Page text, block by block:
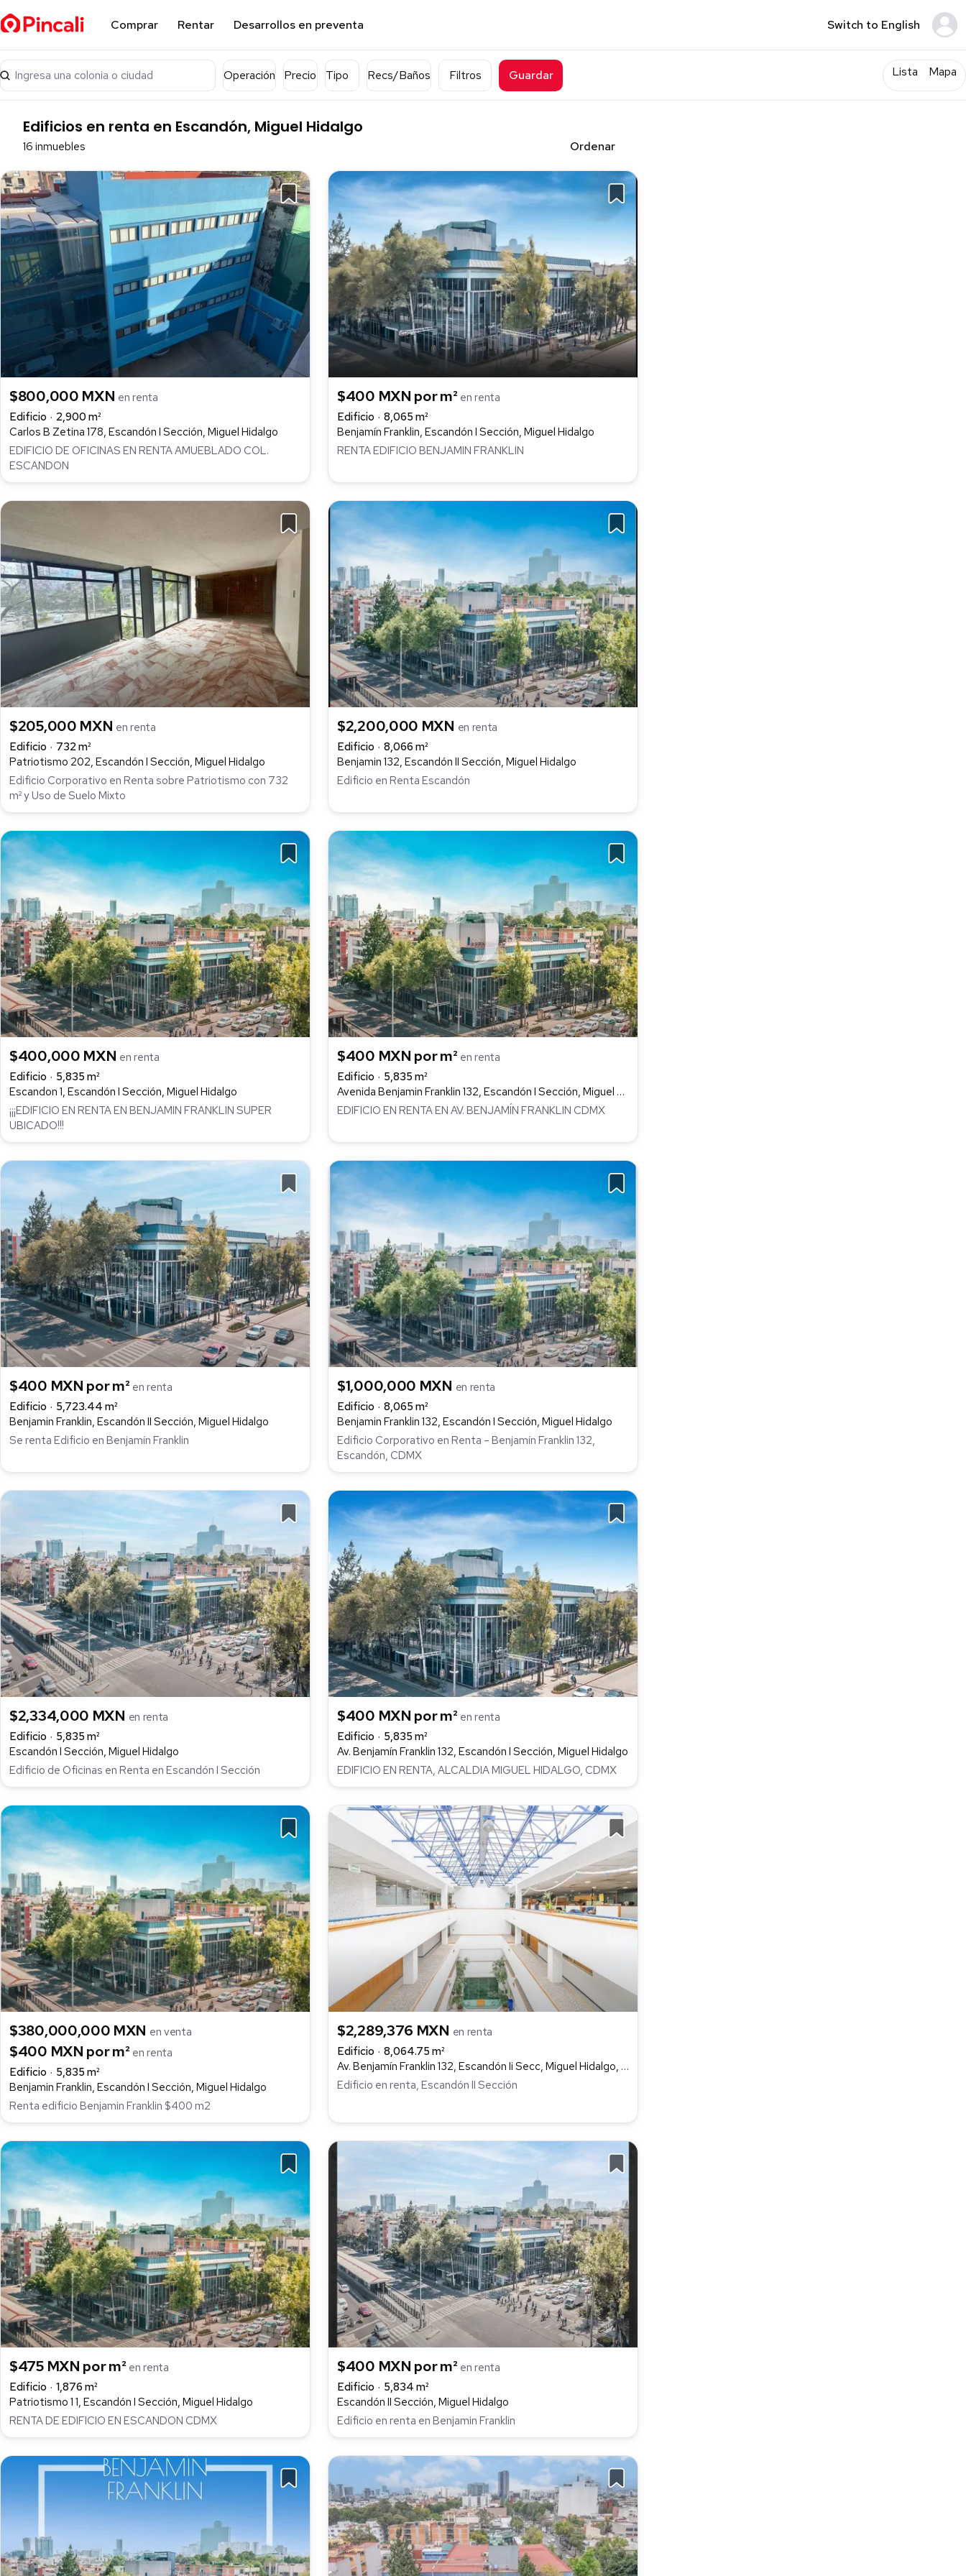
Comprar Rentar Desarrollos en preventa Switch to English
Ingresa una colonia o ciudad Operación Precio Tipo Recs/Baños Filtros Guardar Lista Mapa
Edificios en renta en Escandón, Miguel Hidalgo
16 inmuebles Ordenar
$800,000 MXN en renta
Edificio
2,900 m²
Carlos B Zetina 178, Escandón I Sección, Miguel Hidalgo
EDIFICIO DE OFICINAS EN RENTA AMUEBLADO COL.
ESCANDON
$400 MXN por m² en renta
Edificio
8,065 m²
Benjamín Franklin, Escandón I Sección, Miguel Hidalgo
RENTA EDIFICIO BENJAMIN FRANKLIN
$205,000 MXN en renta
Edificio
732 m²
Patriotismo 202, Escandón I Sección, Miguel Hidalgo
Edificio Corporativo en Renta sobre Patriotismo con 732
m² y Uso de Suelo Mixto
$2,200,000 MXN en renta
Edificio
8,066 m²
Benjamin 132, Escandón II Sección, Miguel Hidalgo
Edificio en Renta Escandón
$400,000 MXN en renta
Edificio
5,835 m²
Escandon 1, Escandón I Sección, Miguel Hidalgo
¡¡¡EDIFICIO EN RENTA EN BENJAMIN FRANKLIN SUPER
UBICADO!!!
$400 MXN por m² en renta
Edificio
5,835 m²
Avenida Benjamin Franklin 132, Escandón I Sección, Miguel Hidalgo
EDIFICIO EN RENTA EN AV. BENJAMÍN FRANKLIN CDMX
$400 MXN por m² en renta
Edificio
5,723.44 m²
Benjamin Franklin, Escandón II Sección, Miguel Hidalgo
Se renta Edificio en Benjamín Franklin
$1,000,000 MXN en renta
Edificio
8,065 m²
Benjamin Franklin 132, Escandón I Sección, Miguel Hidalgo
Edificio Corporativo en Renta – Benjamín Franklin 132,
Escandón, CDMX
$2,334,000 MXN en renta
Edificio
5,835 m²
Escandón I Sección, Miguel Hidalgo
Edificio de Oficinas en Renta en Escandón I Sección
$400 MXN por m² en renta
Edificio
5,835 m²
Av. Benjamín Franklin 132, Escandón I Sección, Miguel Hidalgo
EDIFICIO EN RENTA, ALCALDIA MIGUEL HIDALGO, CDMX
$380,000,000 MXN en venta
$400 MXN por m² en renta
Edificio
5,835 m²
Benjamin Franklin, Escandón I Sección, Miguel Hidalgo
Renta edificio Benjamin Franklin $400 m2
$2,289,376 MXN en renta
Edificio
8,064.75 m²
Av. Benjamín Franklin 132, Escandón Ii Secc, Miguel Hidalgo, 11800 Ciudad De México, Cdmx, Escandón II Sección, Miguel Hidalgo
Edificio en renta, Escandón II Sección
$475 MXN por m² en renta
Edificio
1,876 m²
Patriotismo 1 1, Escandón I Sección, Miguel Hidalgo
RENTA DE EDIFICIO EN ESCANDON CDMX
$400 MXN por m² en renta
Edificio
5,834 m²
Escandón II Sección, Miguel Hidalgo
Edificio en renta en Benjamin Franklin